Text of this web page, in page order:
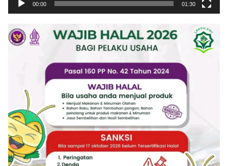
00:00 01:30